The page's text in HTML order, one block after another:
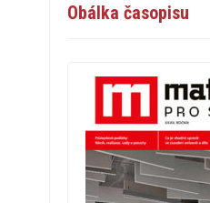
Obálka časopisu